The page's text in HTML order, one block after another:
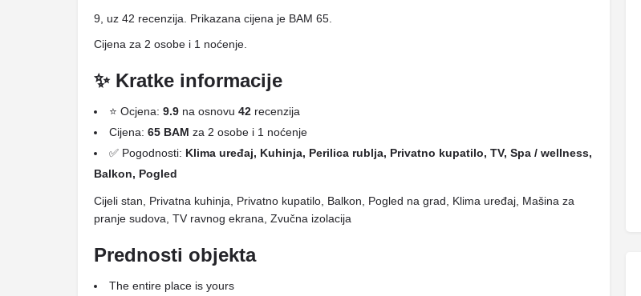
9, uz 42 recenzija. Prikazana cijena je BAM 65.
Cijena za 2 osobe i 1 noćenje.
✨ Kratke informacije
⭐ Ocjena: 9.9 na osnovu 42 recenzija
Cijena: 65 BAM za 2 osobe i 1 noćenje
✅ Pogodnosti: Klima uređaj, Kuhinja, Perilica rublja, Privatno kupatilo, TV, Spa / wellness,
Balkon, Pogled
Cijeli stan, Privatna kuhinja, Privatno kupatilo, Balkon, Pogled na grad, Klima uređaj, Mašina za
pranje sudova, TV ravnog ekrana, Zvučna izolacija
Prednosti objekta
The entire place is yours